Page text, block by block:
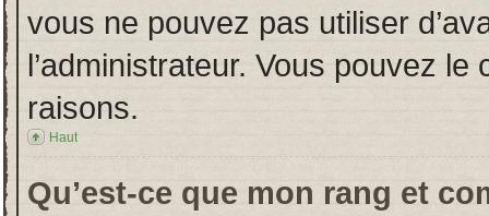
vous ne pouvez pas utiliser
l’administrateur. Vous pouvez
raisons.
Haut
Qu’est-ce que mon rang et